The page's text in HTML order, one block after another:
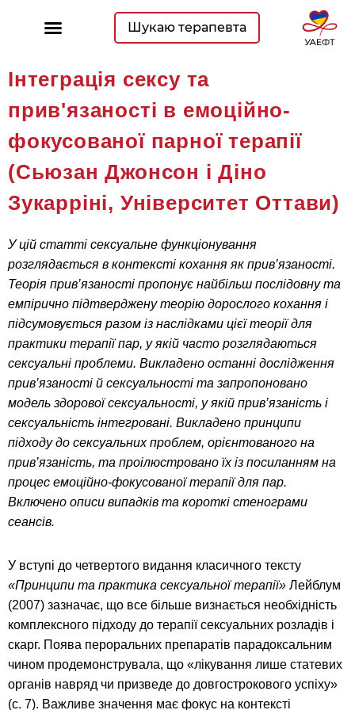
Шукаю терапевта
Інтеграція сексу та
прив'язаності в емоційно-
фокусованої парної терапії
(Сьюзан Джонсон і Діно
Зукарріні, Університет Оттави)
У цій статті сексуальне функціонування
розглядається в контексті кохання як прив’язаності.
Теорія прив’язаності пропонує найбільш послідовну та
емпірично підтверджену теорію дорослого кохання і
підсумовується разом із наслідками цієї теорії для
практики терапії пар, у якій часто розглядаються
сексуальні проблеми. Викладено останні дослідження
прив’язаності й сексуальності та запропоновано
модель здорової сексуальності, у якій прив’язаність і
сексуальність інтегровані. Викладено принципи
підходу до сексуальних проблем, орієнтованого на
прив’язаність, та проілюстровано їх із посиланням на
процес емоційно-фокусованої терапії для пар.
Включено описи випадків та короткі стенограми
сеансів.
У вступі до четвертого видання класичного тексту
«Принципи та практика сексуальної терапії» Лейблум
(2007) зазначає, що все більше визнається необхідність
комплексного підходу до терапії сексуальних розладів і
скарг. Поява пероральних препаратів парадоксальним
чином продемонструвала, що «лікування лише статевих
органів навряд чи призведе до довгострокового успіху»
(с. 7). Важливе значення має фокус на контексті